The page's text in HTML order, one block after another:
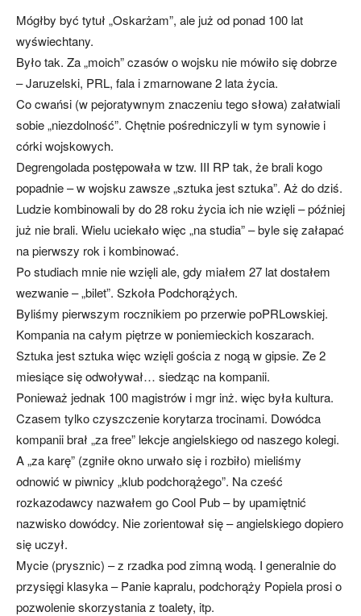
Mógłby być tytuł „Oskarżam”, ale już od ponad 100 lat
wyświechtany.
Było tak. Za „moich” czasów o wojsku nie mówiło się dobrze
– Jaruzelski, PRL, fala i zmarnowane 2 lata życia.
Co cwańsi (w pejoratywnym znaczeniu tego słowa) załatwiali
sobie „niezdolność”. Chętnie pośredniczyli w tym synowie i
córki wojskowych.
Degrengolada postępowała w tzw. III RP tak, że brali kogo
popadnie – w wojsku zawsze „sztuka jest sztuka”. Aż do dziś.
Ludzie kombinowali by do 28 roku życia ich nie wzięli – później
już nie brali. Wielu uciekało więc „na studia” – byle się załapać
na pierwszy rok i kombinować.
Po studiach mnie nie wzięli ale, gdy miałem 27 lat dostałem
wezwanie – „bilet”. Szkoła Podchorążych.
Byliśmy pierwszym rocznikiem po przerwie poPRLowskiej.
Kompania na całym piętrze w poniemieckich koszarach.
Sztuka jest sztuka więc wzięli gościa z nogą w gipsie. Ze 2
miesiące się odwoływał… siedząc na kompanii.
Ponieważ jednak 100 magistrów i mgr inż. więc była kultura.
Czasem tylko czyszczenie korytarza trocinami. Dowódca
kompanii brał „za free” lekcje angielskiego od naszego kolegi.
A „za karę” (zgniłe okno urwało się i rozbiło) mieliśmy
odnowić w piwnicy „klub podchorążego”. Na cześć
rozkazodawcy nazwałem go Cool Pub – by upamiętnić
nazwisko dowódcy. Nie zorientował się – angielskiego dopiero
się uczył.
Mycie (prysznic) – z rzadka pod zimną wodą. I generalnie do
przysięgi klasyka – Panie kapralu, podchorąży Popiela prosi o
pozwolenie skorzystania z toalety, itp.